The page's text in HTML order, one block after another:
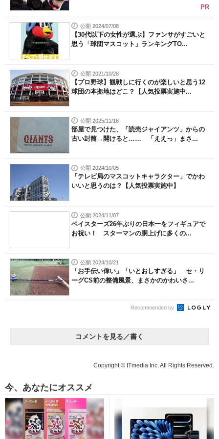
PR
公開 2024/07/08
【30代以下の女性が選ぶ】ファンサがすごいと
思う「球団マスコット」ランキングTO...
公開 2021/10/28
【プロ野球】観戦しに行くのが楽しいと思う12
球団の本拠地はどこ？【人気投票実施中...
公開 2025/11/18
部屋で見つけた、「読売ジャイアンツ」からの
古い封筒→開けると…… 「ええっ」まさ...
公開 2024/10/05
「テレビ局のマスコットキャラクター」でかわ
いいと思うのは？【人気投票実施中】
公開 2024/11/07
ベイスターズ26年ぶりの日本一をフィギュアで
お祝い！ スターマンの胴上げに多くの...
公開 2024/10/21
「お手伝い偉い」「いとおしすぎる」 セ・リ
ーグCS前の整備風景、まさかのかわいさ...
Recommended by
コメントを見る／書く
Copyright © ITmedia Inc. All Rights Reserved.
今、あなたにオススメ